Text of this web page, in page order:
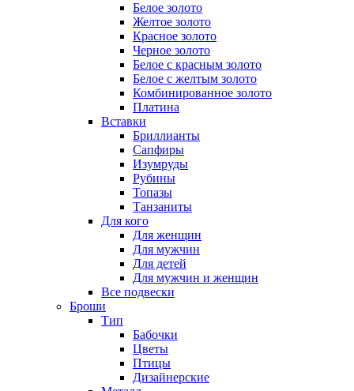
Белое золото
Желтое золото
Красное золото
Черное золото
Белое с красным золото
Белое с желтым золото
Комбинированное золото
Платина
Вставки
Бриллианты
Сапфиры
Изумруды
Рубины
Топазы
Танзаниты
Для кого
Для женщин
Для мужчин
Для детей
Для мужчин и женщин
Все подвески
Броши
Тип
Бабочки
Цветы
Птицы
Дизайнерские